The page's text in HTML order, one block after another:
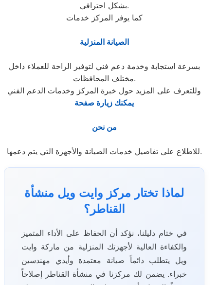
بشكل احترافي.
كما يوفر المركز خدمات
الصيانة المنزلية
بسرعة استجابة وخدمة دعم فني لتوفير الراحة للعملاء داخل
مختلف المحافظات.
وللتعرف على المزيد حول خبرة المركز وخدمات الدعم الفني
يمكنك زيارة صفحة
من نحن
للاطلاع على تفاصيل خدمات الصيانة والأجهزة التي يتم دعمها.
لماذا تختار مركز وايت ويل منشأة
القناطر؟
في ختام دليلنا، نؤكد أن الحفاظ على الأداء المتميز
والكفاءة العالية لأجهزتك المنزلية من ماركة وايت
ويل يتطلب دائماً صيانة معتمدة وأيدي مهندسين
خبراء. يضمن لك مركزنا في منشأة القناطر إصلاحاً